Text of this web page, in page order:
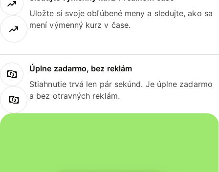
Uložte si svoje obľúbené meny a sledujte, ako sa
mení výmenný kurz v čase.
Úplne zadarmo, bez reklám
Stiahnutie trvá len pár sekúnd. Je úplne zadarmo
a bez otravných reklám.